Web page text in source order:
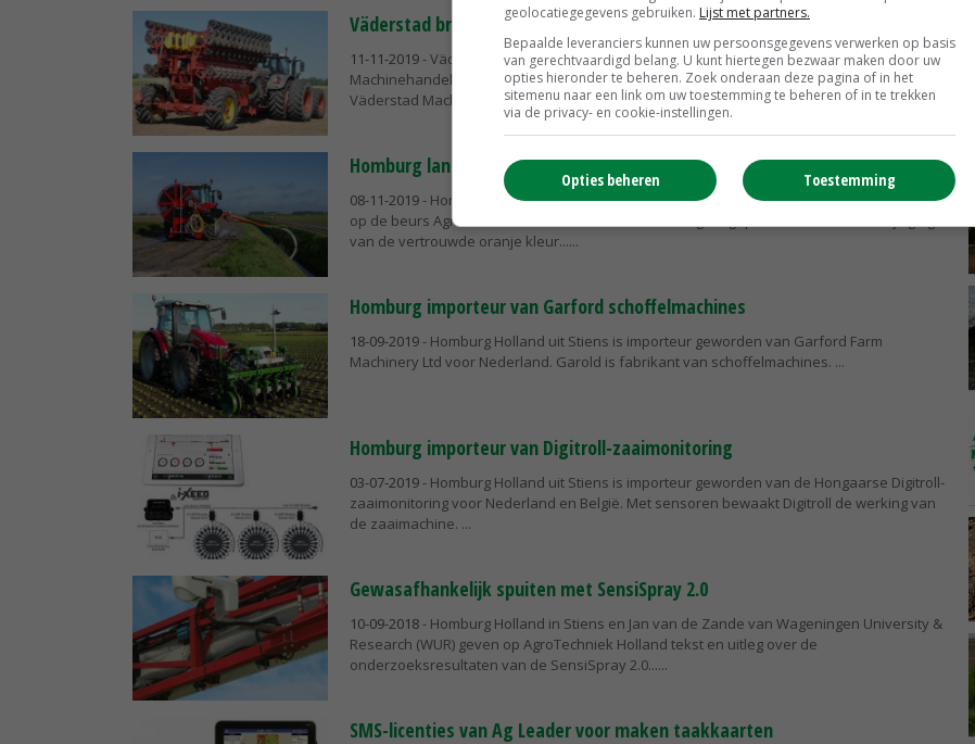
Väderstad breidt uit in België samen met Homburg
11-11-2019- Väderstad versterkt zijn aanwezigheid in België samen met Homburg
Machinehandel. Homburg is sinds 1 oktober van dit jaar de exclusieve distributeur van
Väderstad Machinery in heel België.
Homburg lanceert rode draincleaners
08-11-2019- Homburg Holland toont komende week een vernieuwde Delta-draincleaner
op de beurs Agritechnica in het Duitse Hannover. Dit gaat gepaard met een kleurwijziging
van de vertrouwde oranje kleur...
Homburg importeur van Garford schoffelmachines
18-09-2019- Homburg Holland uit Stiens is importeur geworden van Garford Farm
Machinery Ltd voor Nederland. Garold is fabrikant van schoffelmachines.
Homburg importeur van Digitroll-zaaimonitoring
03-07-2019- Homburg Holland uit Stiens is importeur geworden van de Hongaarse Digitroll-
zaaimonitoring voor Nederland en België. Met sensoren bewaakt Digitroll de werking van
de zaaimachine.
Gewasafhankelijk spuiten met SensiSpray 2.0
10-09-2018- Homburg Holland in Stiens en Jan van de Zande van Wageningen University &
Research (WUR) geven op AgroTechniek Holland tekst en uitleg over de
onderzoeksresultaten van de SensiSpray 2.0...
SMS-licenties van Ag Leader voor maken taakkaarten
geolocatiegegevens gebruiken. Lijst met partners.
Bepaalde leveranciers kunnen uw persoonsgegevens verwerken op basis
van gerechtvaardigd belang. U kunt hiertegen bezwaar maken door uw
opties hieronder te beheren. Zoek onderaan deze pagina of in het
sitemenu naar een link om uw toestemming te beheren of in te trekken
via de privacy- en cookie-instellingen.
Toestemming
Opties beheren